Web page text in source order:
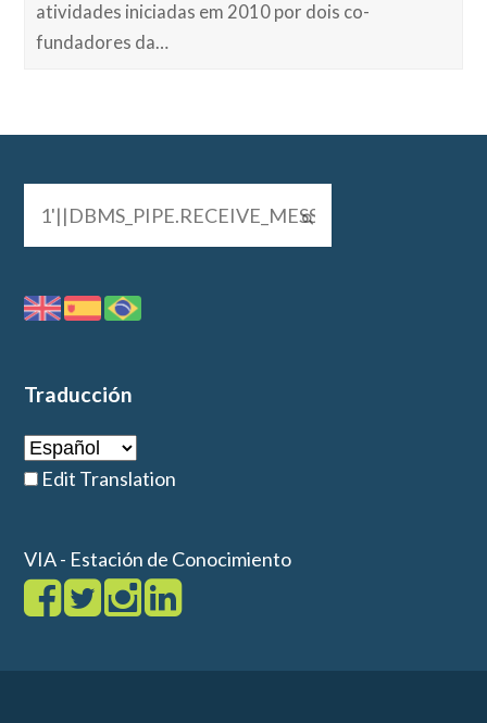
atividades iniciadas em 2010 por dois co-
fundadores da…
Traducción
Edit Translation
VIA - Estación de Conocimiento